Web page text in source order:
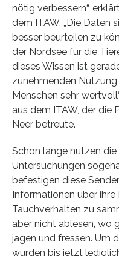
nötig verbessern“,
dem ITAW. „Die Daten
besser beurteilen zu
der Nordsee für die
dieses Wissen ist
zunehmenden
Menschen sehr
aus dem ITAW, der die
Neer betreute.
Schon lange nutzen
Untersuchungen
befestigen diese
Informationen über ihre
Tauchverhalten zu
aber nicht ablesen, wo
jagen und fressen. Um
wurden bis jetzt